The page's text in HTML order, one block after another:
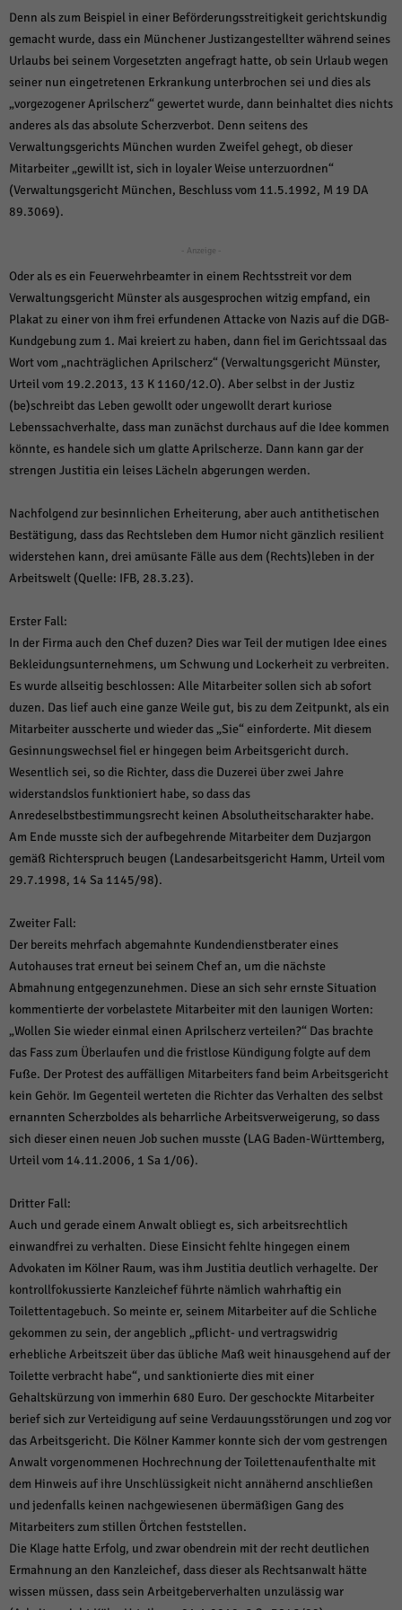
Denn als zum Beispiel in einer Beförderungsstreitigkeit gerichtskundig
gemacht wurde, dass ein Münchener Justizangestellter während seines
Urlaubs bei seinem Vorgesetzten angefragt hatte, ob sein Urlaub wegen
seiner nun eingetretenen Erkrankung unterbrochen sei und dies als
„vorgezogener Aprilscherz“ gewertet wurde, dann beinhaltet dies nichts
anderes als das absolute Scherzverbot. Denn seitens des
Verwaltungsgerichts München wurden Zweifel gehegt, ob dieser
Mitarbeiter „gewillt ist, sich in loyaler Weise unterzuordnen“
(Verwaltungsgericht München, Beschluss vom 11.5.1992, M 19 DA
89.3069).
- Anzeige -
Oder als es ein Feuerwehrbeamter in einem Rechtsstreit vor dem
Verwaltungsgericht Münster als ausgesprochen witzig empfand, ein
Plakat zu einer von ihm frei erfundenen Attacke von Nazis auf die DGB-
Kundgebung zum 1. Mai kreiert zu haben, dann fiel im Gerichtssaal das
Wort vom „nachträglichen Aprilscherz“ (Verwaltungsgericht Münster,
Urteil vom 19.2.2013, 13 K 1160/12.O). Aber selbst in der Justiz
(be)schreibt das Leben gewollt oder ungewollt derart kuriose
Lebenssachverhalte, dass man zunächst durchaus auf die Idee kommen
könnte, es handele sich um glatte Aprilscherze. Dann kann gar der
strengen Justitia ein leises Lächeln abgerungen werden.
Nachfolgend zur besinnlichen Erheiterung, aber auch antithetischen
Bestätigung, dass das Rechtsleben dem Humor nicht gänzlich resilient
widerstehen kann, drei amüsante Fälle aus dem (Rechts)leben in der
Arbeitswelt (Quelle: IFB, 28.3.23).
Erster Fall:
In der Firma auch den Chef duzen? Dies war Teil der mutigen Idee eines
Bekleidungsunternehmens, um Schwung und Lockerheit zu verbreiten.
Es wurde allseitig beschlossen: Alle Mitarbeiter sollen sich ab sofort
duzen. Das lief auch eine ganze Weile gut, bis zu dem Zeitpunkt, als ein
Mitarbeiter ausscherte und wieder das „Sie“ einforderte. Mit diesem
Gesinnungswechsel fiel er hingegen beim Arbeitsgericht durch.
Wesentlich sei, so die Richter, dass die Duzerei über zwei Jahre
widerstandslos funktioniert habe, so dass das
Anredeselbstbestimmungsrecht keinen Absolutheitscharakter habe.
Am Ende musste sich der aufbegehrende Mitarbeiter dem Duzjargon
gemäß Richterspruch beugen (Landesarbeitsgericht Hamm, Urteil vom
29.7.1998, 14 Sa 1145/98).
Zweiter Fall:
Der bereits mehrfach abgemahnte Kundendienstberater eines
Autohauses trat erneut bei seinem Chef an, um die nächste
Abmahnung entgegenzunehmen. Diese an sich sehr ernste Situation
kommentierte der vorbelastete Mitarbeiter mit den launigen Worten:
„Wollen Sie wieder einmal einen Aprilscherz verteilen?“ Das brachte
das Fass zum Überlaufen und die fristlose Kündigung folgte auf dem
Fuße. Der Protest des auffälligen Mitarbeiters fand beim Arbeitsgericht
kein Gehör. Im Gegenteil werteten die Richter das Verhalten des selbst
ernannten Scherzboldes als beharrliche Arbeitsverweigerung, so dass
sich dieser einen neuen Job suchen musste (LAG Baden-Württemberg,
Urteil vom 14.11.2006, 1 Sa 1/06).
Dritter Fall:
Auch und gerade einem Anwalt obliegt es, sich arbeitsrechtlich
einwandfrei zu verhalten. Diese Einsicht fehlte hingegen einem
Advokaten im Kölner Raum, was ihm Justitia deutlich verhagelte. Der
kontrollfokussierte Kanzleichef führte nämlich wahrhaftig ein
Toilettentagebuch. So meinte er, seinem Mitarbeiter auf die Schliche
gekommen zu sein, der angeblich „pflicht- und vertragswidrig
erhebliche Arbeitszeit über das übliche Maß weit hinausgehend auf der
Toilette verbracht habe“, und sanktionierte dies mit einer
Gehaltskürzung von immerhin 680 Euro. Der geschockte Mitarbeiter
berief sich zur Verteidigung auf seine Verdauungsstörungen und zog vor
das Arbeitsgericht. Die Kölner Kammer konnte sich der vom gestrengen
Anwalt vorgenommenen Hochrechnung der Toilettenaufenthalte mit
dem Hinweis auf ihre Unschlüssigkeit nicht annähernd anschließen
und jedenfalls keinen nachgewiesenen übermäßigen Gang des
Mitarbeiters zum stillen Örtchen feststellen.
Die Klage hatte Erfolg, und zwar obendrein mit der recht deutlichen
Ermahnung an den Kanzleichef, dass dieser als Rechtsanwalt hätte
wissen müssen, dass sein Arbeitgeberverhalten unzulässig war
auswählen.
Alle akzeptieren Speichern und weiter
Zurück
Datenschutzeinstellungen
Essenziell (1)
Essenzielle Cookies ermöglichen grundlegende Funktionen und sind für die
einwandfreie Funktion der Website erforderlich.
Cookie-Informationen anzeigen
uns zu verstehen, wie unsere Besucher unsere Website nutzen.
Cookie-Informationen anzeigen
Marketing (1)
Marketing-Cookies werden von Drittanbietern oder Publishern verwendet,
um personalisierte Werbung anzuzeigen. Sie tun dies, indem sie Besucher
über Websites hinweg verfolgen.
Cookie-Informationen anzeigen
Externe Medien (6)
standardmäßig blockiert. Wenn Cookies von externen Medien akzeptiert
werden, bedarf der Zugriff auf diese Inhalte keiner manuellen Einwilligung
mehr.
Cookie-Informationen anzeigen